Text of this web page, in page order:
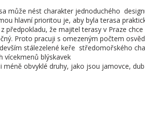
může nést charakter jednoduchého
hlavní prioritou je, aby byla terasa
předpokladu, že majitel terasy v Praze
Proto pracuji s omezeným počtem
stálezelené keře středomořského
vícekmenů blýskavek
méně obvyklé druhy, jako jsou jamovce,